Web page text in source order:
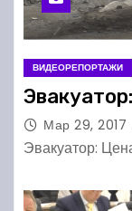
ВИДЕОРЕПОРТАЖИ
Мар 29, 2017
Эвакуатор: